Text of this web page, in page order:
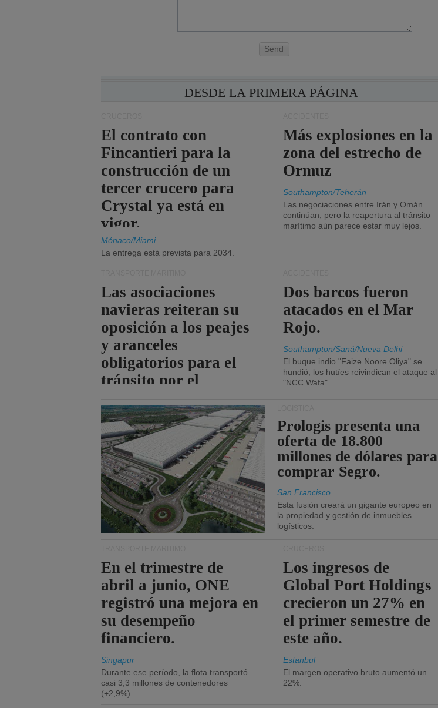
Send
DESDE LA PRIMERA PÁGINA
El contrato con
Fincantieri para la
construcción de un
tercer crucero para
Crystal ya está en
vigor.
Mónaco/Miami
La entrega está prevista para 2034.
Más explosiones en la
zona del estrecho de
Ormuz
Southampton/Teherán
Las negociaciones entre Irán y Omán
continúan, pero la reapertura al tránsito
marítimo aún parece estar muy lejos.
Las asociaciones
navieras reiteran su
oposición a los peajes
y aranceles
obligatorios para el
tránsito por el
Dos barcos fueron
atacados en el Mar
Rojo.
Southampton/Saná/Nueva Delhi
El buque indio "Faize Noore Oliya" se
hundió, los hutíes reivindican el ataque al
"NCC Wafa"
Prologis presenta una
oferta de 18.800
millones de dólares para
comprar Segro.
San Francisco
Esta fusión creará un gigante europeo en
la propiedad y gestión de inmuebles
logísticos.
En el trimestre de
abril a junio, ONE
registró una mejora en
su desempeño
financiero.
Singapur
Durante ese período, la flota transportó
casi 3,3 millones de contenedores
(+2,9%).
Los ingresos de
Global Port Holdings
crecieron un 27% en
el primer semestre de
este año.
Estanbul
El margen operativo bruto aumentó un
22%.